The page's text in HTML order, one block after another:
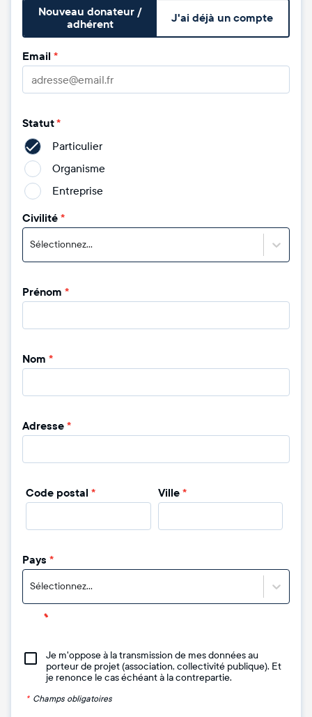
Nouveau donateur /
adhérent
J'ai déjà un compte
Email *
Statut*
Particulier
Organisme
Entreprise
Civilité*
Sélectionnez...
Prénom *
Nom *
Adresse*
Code postal * Ville *
Pays *
Sélectionnez...
Je m'oppose à la transmission de mes données au
porteur de projet (association, collectivité publique). Et
je renonce le cas échéant à la contrepartie.
* Champs obligatoires